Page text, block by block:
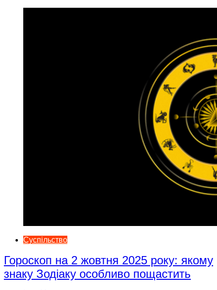
Суспільство
Гороскоп на 2 жовтня 2025 року: якому
знаку Зодіаку особливо пощастить